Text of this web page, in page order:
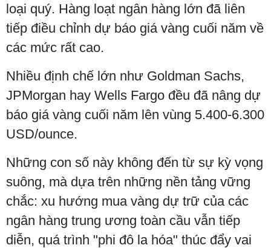
loại quý. Hàng loạt ngân hàng lớn đã liên
tiếp điều chỉnh dự báo giá vàng cuối năm về
các mức rất cao.
Nhiều định chế lớn như Goldman Sachs,
JPMorgan hay Wells Fargo đều đã nâng dự
báo giá vàng cuối năm lên vùng 5.400-6.300
USD/ounce.
Những con số này không đến từ sự kỳ vọng
suông, mà dựa trên những nền tảng vững
chắc: xu hướng mua vàng dự trữ của các
ngân hàng trung ương toàn cầu vẫn tiếp
diễn, quá trình "phi đô la hóa" thúc đẩy vai